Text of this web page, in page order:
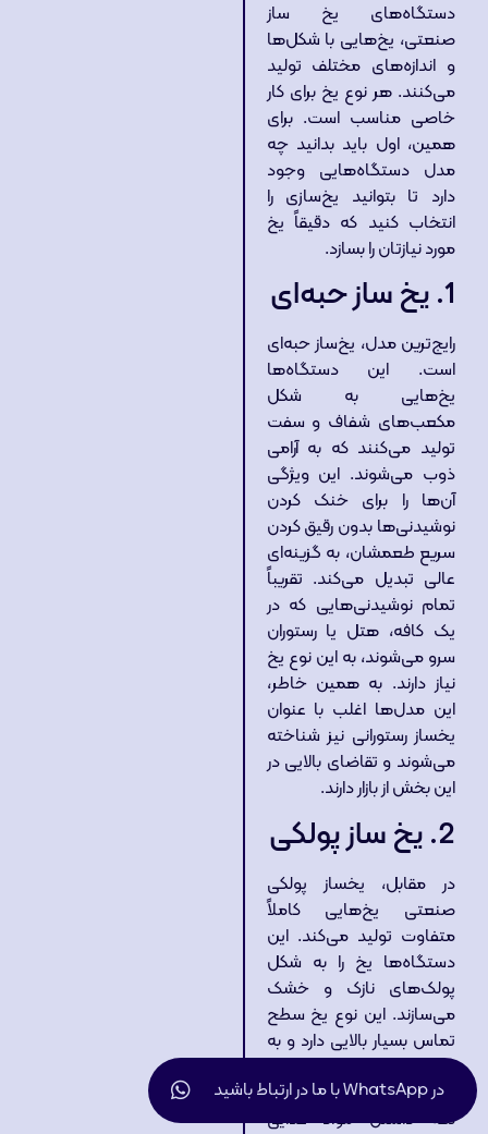
دستگاه‌های یخ‌ ساز
صنعتی، یخ‌هایی با شکل‌ها
و اندازه‌های مختلف تولید
می‌کنند. هر نوع یخ برای کار
خاصی مناسب است. برای
همین، اول باید بدانید چه
مدل دستگاه‌هایی وجود
دارد تا بتوانید یخ‌سازی را
انتخاب کنید که دقیقاً یخ
مورد نیازتان را بسازد.
1. یخ‌ ساز حبه‌ای
رایج‌ترین مدل، یخ‌ساز حبه‌ای
است. این دستگاه‌ها
یخ‌هایی به شکل
مکعب‌های شفاف و سفت
تولید می‌کنند که به آرامی
ذوب می‌شوند. این ویژگی
آن‌ها را برای خنک کردن
نوشیدنی‌ها بدون رقیق کردن
سریع طعمشان، به گزینه‌ای
عالی تبدیل می‌کند. تقریباً
تمام نوشیدنی‌هایی که در
یک کافه، هتل یا رستوران
سرو می‌شوند، به این نوع یخ
نیاز دارند. به همین خاطر،
این مدل‌ها اغلب با عنوان
یخساز رستورانی نیز شناخته
می‌شوند و تقاضای بالایی در
این بخش از بازار دارند.
2. یخ‌ ساز پولکی
در مقابل، یخساز پولکی
صنعتی یخ‌هایی کاملاً
متفاوت تولید می‌کند. این
دستگاه‌ها یخ را به شکل
پولک‌های نازک و خشک
می‌سازند. این نوع یخ سطح
تماس بسیار بالایی دارد و به
خوبی دور محصول قرار
می‌گیرد. این ویژگی برای سرد
نگه داشتن مواد غذایی
در WhatsApp با ما در ارتباط باشید